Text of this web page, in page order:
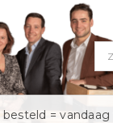
besteld =